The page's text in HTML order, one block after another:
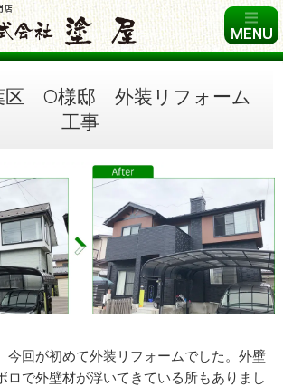
区 O様邸 外装リフォーム
工事
今回が初めて外装リフォームでした。外壁
ロで外壁材が浮いてきている所もありまし